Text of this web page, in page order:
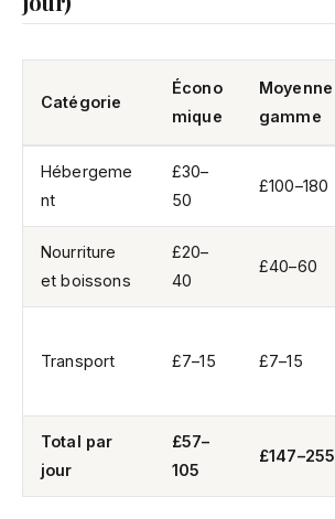
Catégorie
Écono
mique
Moyenne
gamme
Hébergeme
nt
£30–
50
£100–180
Nourriture
et boissons
£20–
40
£40–60
Transport £7–15 £7–15
Total par
jour
£57–
105
£147–255